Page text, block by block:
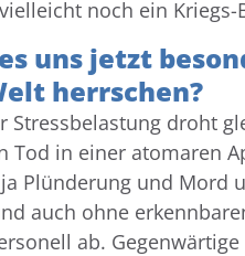
noch ein Kriegs-
uns jetzt
herrschen?
Stressbelastung droht
Tod in einer atomaren
Plünderung und Mord
auch ohne
ab.